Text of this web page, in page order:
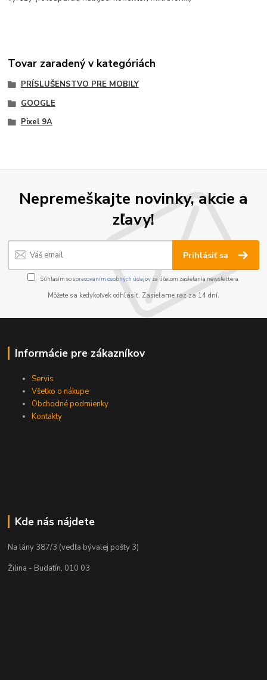
Tovar zaradený v kategóriách
PRÍSLUŠENSTVO PRE MOBILY
GOOGLE
Pixel 9A
Nepremeškajte novinky, akcie a
zľavy!
Prihlásiť sa
Súhlasím sospracovaním osobných údajov za účelom zasielania newslettera.
Môžete sa kedykoľvek odhlásiť. Zasielame raz za 14 dní.
Informácie pre zákazníkov
Servis
Všetko o nákupe
Obchodné podmienky
Kontakty
Kde nás nájdete
Na lány 387/3 (vedľa bývalej pošty 3)
Žilina - Budatín, 010 03